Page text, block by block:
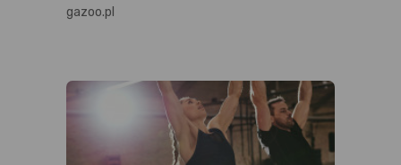
gazoo.pl